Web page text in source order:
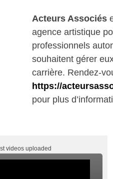
Acteurs Associés
agence artistique
professionnels
souhaitent gérer
carrière. Rendez-
https://
pour plus
videos uploaded